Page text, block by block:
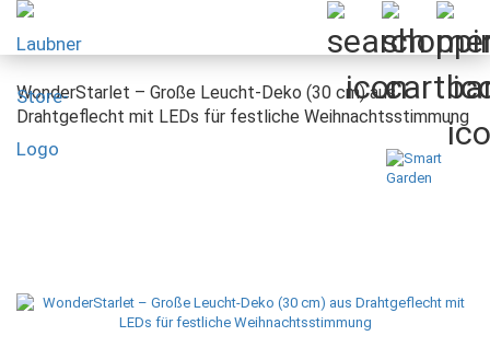
WonderStarlet – Große Leucht-Deko (30 cm) aus
Drahtgeflecht mit LEDs für festliche Weihnachtsstimmung